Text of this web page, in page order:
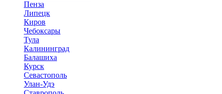
Пенза
Липецк
Киров
Чебоксары
Тула
Калининград
Балашиха
Курск
Севастополь
Улан-Удэ